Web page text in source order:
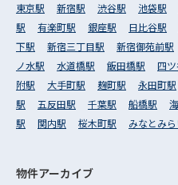
東京駅 新宿駅 渋谷駅 池袋駅
駅
有楽町駅 銀座駅 日比谷駅
下駅
新宿三丁目駅 新宿御苑前駅
ノ水駅
水道橋駅 飯田橋駅 四
附駅
大手町駅 麹町駅 永田町駅
駅
五反田駅 千葉駅 船橋駅
駅
関内駅 桜木町駅 みなとみ
物件アーカイブ